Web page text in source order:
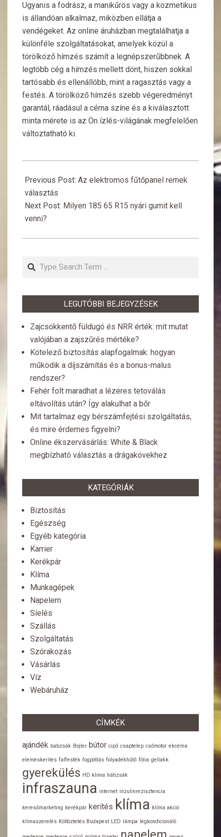
Ugyanis a fodrász, a manikűrös vagy a kozmetikus
is állandóan alkalmaz, miközben ellátja a
vendégeket. Az online áruházban megtalálhatja a
különféle szolgáltatásokat, amelyek közül a
törölköző hímzés számít a legnépszerűbbnek. A
legtöbb cég a hímzés mellett dönt, hiszen sokkal
tartósabb és ellenállóbb, mint a ragasztás vagy a
festés. A törölköző hímzés szebb végeredményt
garantál, ráadásul a cérna színe és a kiválasztott
minta mérete is az Ön ízlés-világának megfelelően
változtatható ki.
04-
03
Previous Post: Az elektromos fűtőpanel remek
választás
Next Post: Milyen 185 65 R15 nyári gumit kell
venni?
Search
LEGUTÓBBI BEJEGYZÉSEK
Zajcsökkentő füldugó és NRR érték: mit mutat
valójában a zajszűrés mértéke?
Kötelező biztosítás alapfogalmak: hogyan
működik a díjszámítás és a bonus-malus
rendszer?
Fehér folt maradhat a lézeres tetoválás
eltávolítás után? Így alakulhat a bőr
Mit tartalmaz egy bérszámfejtési szolgáltatás,
és mire érdemes figyelni?
Online ékszervásárlás: White & Black
megbízható választás a drágakövekhez
KATEGÓRIÁK
Biztosítás
Egészség
Egyéb kategória
Karrier
Kerékpár
Klíma
Munkagépek
Napelem
Síelés
Szállás
Szolgáltatás
Szórakozás
Vásárlás
Víz
Webáruház
CÍMKÉK
ajándék babzsák Bojler bútor cipő csaptelep csőmotor ekcéma
elemeskerites falfesték fogpótlás folyadékhűtő fólia gellakk
gyerekülés HD klíma hátizsák
infraszauna internet inzulinrezisztencia
keresőmarketing kerékpár kerítés klíma klíma akció
klímaszerelés Költöztetés Budapest LED lámpa légkondicionáló